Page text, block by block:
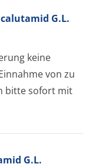
G.L.
keine
von zu
bitte sofort mit
G.L.